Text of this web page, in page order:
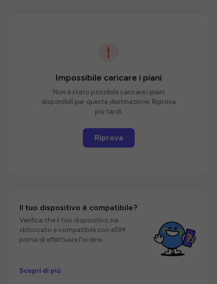
Impossibile caricare i piani
Non è stato possibile caricare i piani
disponibili per questa destinazione. Riprova
più tardi.
Riprova
Il tuo dispositivo è compatibile?
Verifica che il tuo dispositivo sia
sbloccato e compatibile con eSIM
prima di effettuare l'ordine.
Scopri di più